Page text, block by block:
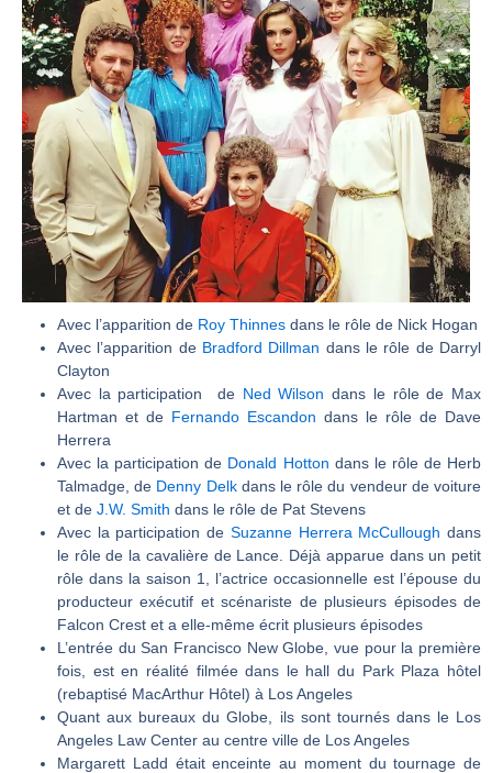
Avec l’apparition de Roy Thinnes dans le rôle de Nick Hogan
Avec l’apparition de Bradford Dillman dans le rôle de Darryl
Clayton
Avec la participation de Ned Wilson dans le rôle de Max
Hartman et de Fernando Escandon dans le rôle de Dave
Herrera
Avec la participation de Donald Hotton dans le rôle de Herb
Talmadge, de Denny Delkdans le rôle du vendeur de voiture
et de J.W. Smith dans le rôle de Pat Stevens
Avec la participation de Suzanne Herrera McCullough dans
le rôle de la cavalière de Lance. Déjà apparue dans un petit
rôle dans la saison 1, l’actrice occasionnelle est l’épouse du
producteur exécutif et scénariste de plusieurs épisodes de
Falcon Crest et a elle-même écrit plusieurs épisodes
L’entrée du San Francisco New Globe, vue pour la première
fois, est en réalité filmée dans le hall du Park Plaza hôtel
(rebaptisé MacArthur Hôtel) à Los Angeles
Quant aux bureaux du Globe, ils sont tournés dans le Los
Angeles Law Center au centre ville de Los Angeles
Margarett Ladd était enceinte au moment du tournage de